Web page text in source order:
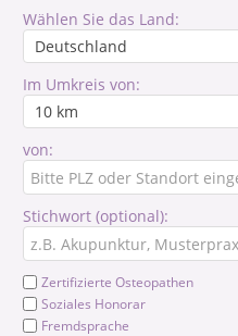
Wählen Sie das Land:
Im Umkreis von:
von:
Stichwort (optional):
Zertifizierte Osteopathen
Soziales Honorar
Fremdsprache